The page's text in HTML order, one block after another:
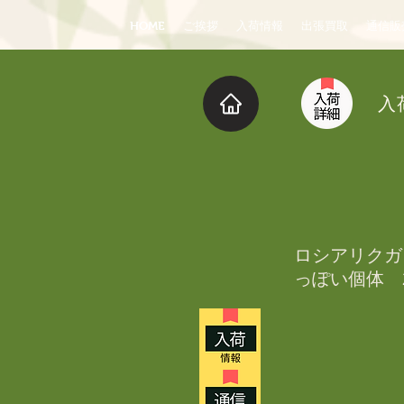
HOME ご挨拶 入荷情報 出張買取 通信
入
ロシアリク
っぽい個体